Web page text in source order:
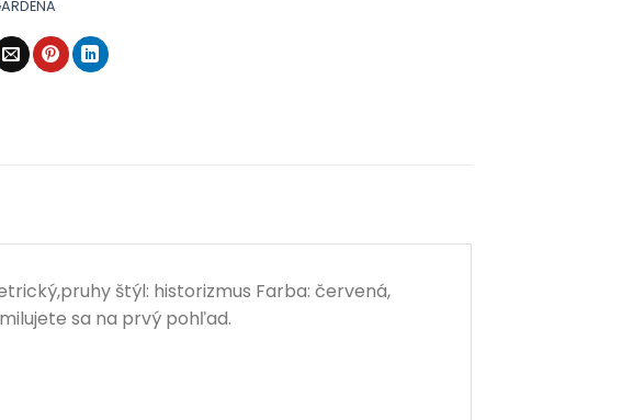
štýl: historizmus Farba: červená,
sa na prvý pohľad.